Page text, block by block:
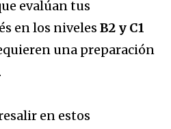
evalúan tus
en los niveles B2 y C1
una preparación
en estos